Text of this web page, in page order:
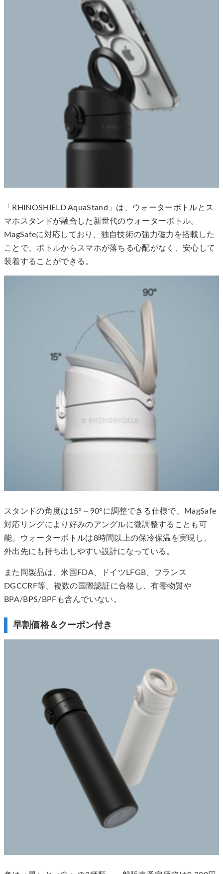
「RHINOSHIELD AquaStand」は、ウォーターボトルとス
マホスタンドが融合した新世代のウォーターボトル。
MagSafeに対応しており、独自技術の強力磁力を搭載した
ことで、ボトルからスマホが落ちる心配がなく、安心して
装着することができる。
スタンドの角度は15°～90°に調整できる仕様で、MagSafe
対応リングにより好みのアングルに微調整することも可
能。ウォーターボトルは8時間以上の保冷保温を実現し、
外出先にも持ち出しやすい設計になっている。
また同製品は、米国FDA、ドイツLFGB、フランス
DGCCRF等、複数の国際認証に合格し、有毒物質や
BPA/BPS/BPFも含んでいない。
早割価格＆クーポン付き